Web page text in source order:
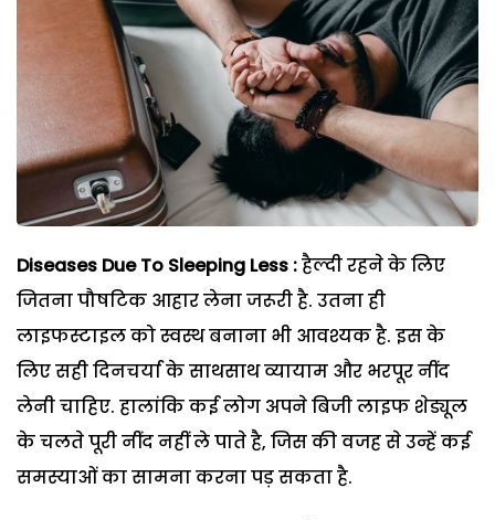
Diseases Due To Sleeping Less :हैल्दी रहने के लिए
जितना पौषटिक आहार लेना जरूरी है. उतना ही
लाइफस्टाइल को स्वस्थ बनाना भी आवश्यक है. इस के
लिए सही दिनचर्या के साथसाथ व्यायाम और भरपूर नींद
लेनी चाहिए. हालांकि कई लोग अपने बिजी लाइफ शेड्यूल
के चलते पूरी नींद नहीं ले पाते है, जिस की वजह से उन्हें कई
समस्याओं का सामना करना पड़ सकता है.